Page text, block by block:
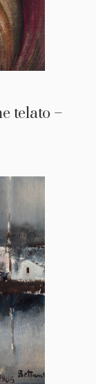
telato –